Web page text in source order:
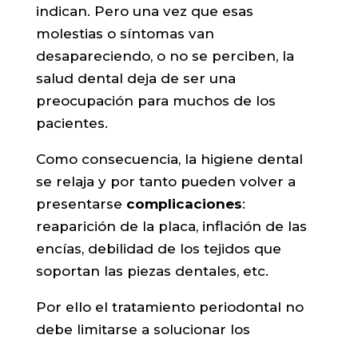
indican. Pero una vez que esas
molestias o síntomas van
desapareciendo, o no se perciben, la
salud dental deja de ser una
preocupación para muchos de los
pacientes.
Como consecuencia, la higiene dental
se relaja y por tanto pueden volver a
presentarse complicaciones:
reaparición de la placa, inflación de las
encías, debilidad de los tejidos que
soportan las piezas dentales, etc.
Por ello el tratamiento periodontal no
debe limitarse a solucionar los